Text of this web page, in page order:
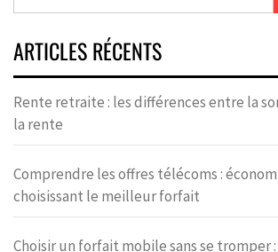
ARTICLES RÉCENTS
Rente retraite : les différences entre la
la rente
Comprendre les offres télécoms :
choisissant le meilleur forfait
Choisir un forfait mobile sans se tromper